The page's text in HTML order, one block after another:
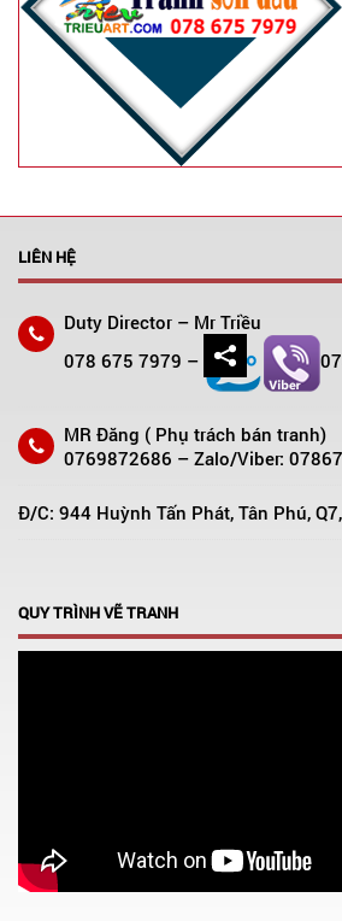
LIÊN HỆ
Duty Director – Mr Triều
078 675 7979 –
MR Đăng ( Phụ trách bán tranh)
0769872686 – Zalo/Viber:
Đ/C: 944 Huỳnh Tấn Phát, Tân Phú,
QUY TRÌNH VẼ TRANH